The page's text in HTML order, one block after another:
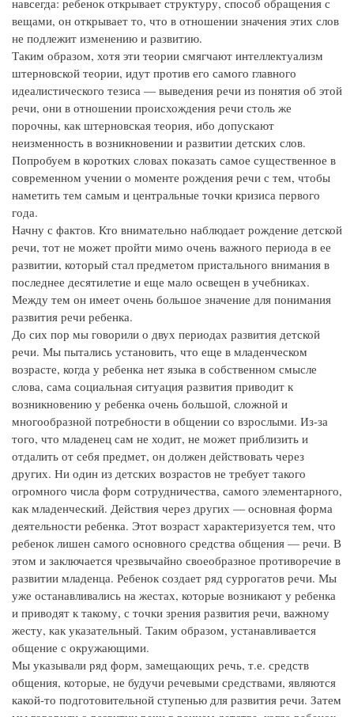
навсегда: ребенок открывает структуру, способ обращения с
вещами, он открывает то, что в отношении значения этих слов
не подлежит изменению и развитию.
Таким образом, хотя эти теории смягчают интеллектуализм
штерновской теории, идут против его самого главного
идеалистического тезиса — выведения речи из понятия об этой
речи, они в отношении происхождения речи столь же
порочны, как штерновская теория, ибо допускают
неизменность в возникновении и развитии детских слов.
Попробуем в коротких словах показать самое существенное в
современном учении о моменте рождения речи с тем, чтобы
наметить тем самым и центральные точки кризиса первого
года.
Начну с фактов. Кто внимательно наблюдает рождение детской
речи, тот не может пройти мимо очень важного периода в ее
развитии, который стал предметом пристального внимания в
последнее десятилетие и еще мало освещен в учебниках.
Между тем он имеет очень большое значение для понимания
развития речи ребенка.
До сих пор мы говорили о двух периодах развития детской
речи. Мы пытались установить, что еще в младенческом
возрасте, когда у ребенка нет языка в собственном смысле
слова, сама социальная ситуация развития приводит к
возникновению у ребенка очень большой, сложной и
многообразной потребности в общении со взрослыми. Из-за
того, что младенец сам не ходит, не может приблизить и
отдалить от себя предмет, он должен действовать через
других. Ни один из детских возрастов не требует такого
огромного числа форм сотрудничества, самого элементарного,
как младенческий. Действия через других — основная форма
деятельности ребенка. Этот возраст характеризуется тем, что
ребенок лишен самого основного средства общения — речи. В
этом и заключается чрезвычайно своеобразное противоречие в
развитии младенца. Ребенок создает ряд суррогатов речи. Мы
уже останавливались на жестах, которые возникают у ребенка
и приводят к такому, с точки зрения развития речи, важному
жесту, как указательный. Таким образом, устанавливается
общение с окружающими.
Мы указывали ряд форм, замещающих речь, т.е. средств
общения, которые, не будучи речевыми средствами, являются
какой-то подготовительной ступенью для развития речи. Затем